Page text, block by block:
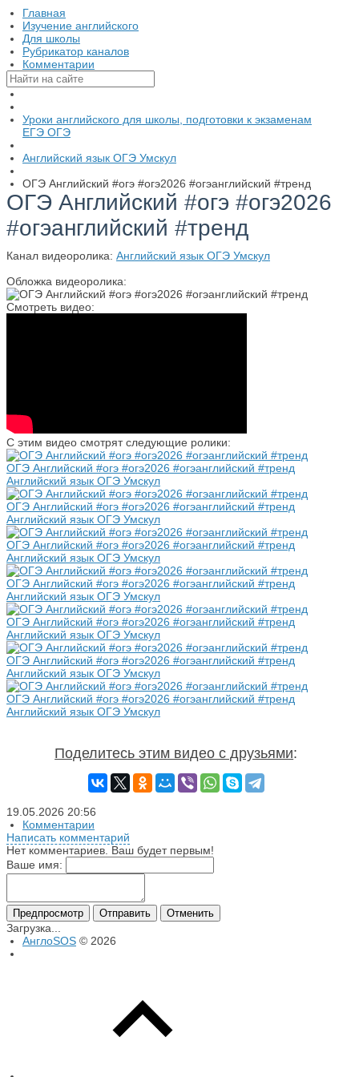
Главная
Изучение английского
Для школы
Рубрикатор каналов
Комментарии
Уроки английского для школы, подготовки к экзаменам
ЕГЭ ОГЭ
Английский язык ОГЭ Умскул
ОГЭ Английский #огэ #огэ2026 #огэанглийский #тренд
ОГЭ Английский #огэ #огэ2026
#огэанглийский #тренд
Канал видеоролика: Английский язык ОГЭ Умскул
Обложка видеоролика:
Смотреть видео:
С этим видео смотрят следующие ролики:
ОГЭ Английский #огэ #огэ2026 #огэанглийский #тренд
Английский язык ОГЭ Умскул
ОГЭ Английский #огэ #огэ2026 #огэанглийский #тренд
Английский язык ОГЭ Умскул
ОГЭ Английский #огэ #огэ2026 #огэанглийский #тренд
Английский язык ОГЭ Умскул
ОГЭ Английский #огэ #огэ2026 #огэанглийский #тренд
Английский язык ОГЭ Умскул
ОГЭ Английский #огэ #огэ2026 #огэанглийский #тренд
Английский язык ОГЭ Умскул
ОГЭ Английский #огэ #огэ2026 #огэанглийский #тренд
Английский язык ОГЭ Умскул
ОГЭ Английский #огэ #огэ2026 #огэанглийский #тренд
Английский язык ОГЭ Умскул
Поделитесь этим видео с друзьями:
19.05.2026 20:56
Комментарии
Написать комментарий
Нет комментариев. Ваш будет первым!
Ваше имя:
Предпросмотр Отправить Отменить
Загрузка...
АнглоSOS © 2026